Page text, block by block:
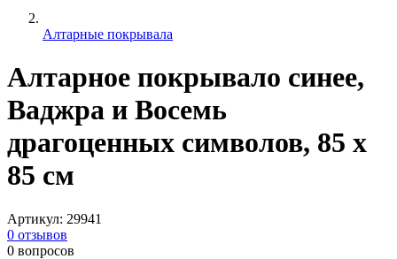
Алтарные покрывала
Алтарное покрывало синее,
Ваджра и Восемь
драгоценных символов, 85 х
85 см
Артикул: 29941
0 отзывов
0 вопросов